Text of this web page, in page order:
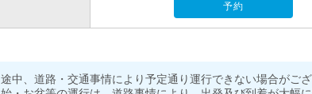
予約
途中、道路・交通事情により予定通り運行できない場合がご